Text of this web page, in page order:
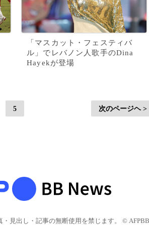
「マスカット・フェスティバ
ル」でレバノン人歌手のDina
Hayekが登場
5 次のページヘ >
・見出し・記事の無断使用を禁じます。 © AFPBB